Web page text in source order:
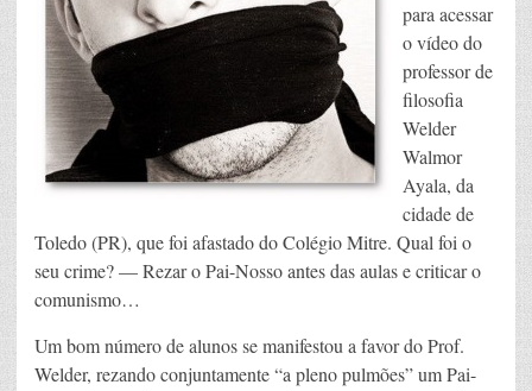
para acessar
o vídeo do
professor de
filosofia
Welder
Walmor
Ayala, da
cidade de
Toledo (PR), que foi afastado do Colégio Mitre. Qual foi o
seu crime? — Rezar o Pai-Nosso antes das aulas e criticar o
comunismo…
Um bom número de alunos se manifestou a favor do Prof.
Welder, rezando conjuntamente “a pleno pulmões” um Pai-